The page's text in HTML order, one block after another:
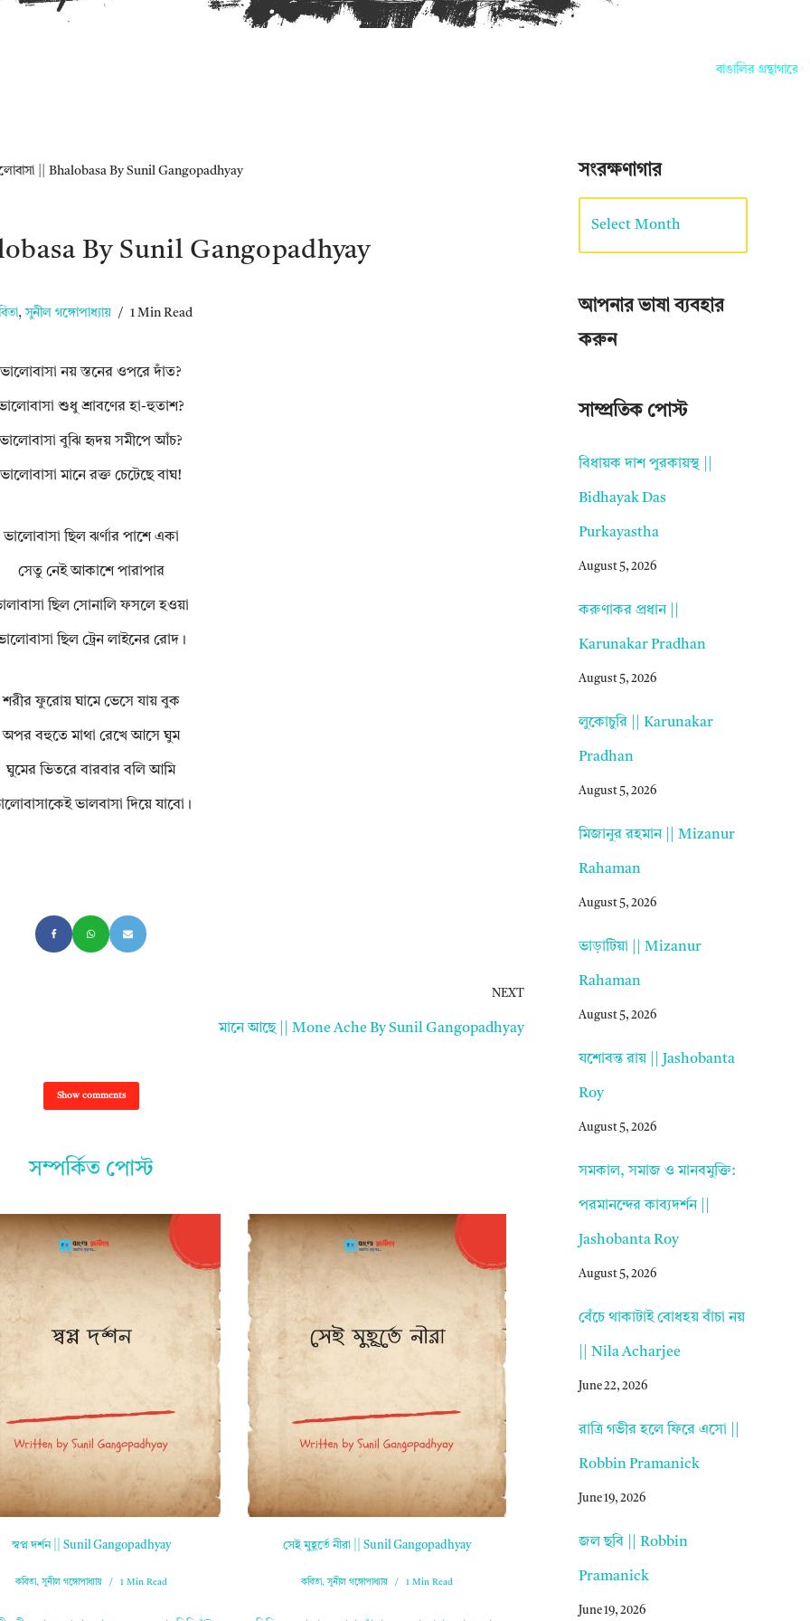
বাঙালির গ্রন্থাগারে
|| Bhalobasa By Sunil Gangopadhyay
By Sunil Gangopadhyay
,সুনীল গঙ্গোপাধ্যায় 1 Min Read
ভালোবাসা নয় স্তনের ওপরে দাঁত?
শুধু শ্রাবণের হা-হুতাশ?
ভালোবাসা বুঝি হৃদয় সমীপে আঁচ?
ভালোবাসা মানে রক্ত চেটেছে বাঘ!
ভালোবাসা ছিল ঝর্ণার পাশে একা
সেতু নেই আকাশে পারাপার
ছিল সোনালি ফসলে হওয়া
ছিল ট্রেন লাইনের রোদ।
শরীর ফুরোয় ঘামে ভেসে যায় বুক
অপর বহুতে মাথা রেখে আসে ঘুম
ঘুমের ভিতরে বারবার বলি আমি
ভালবাসা দিয়ে যাবো।
NEXT
মানে আছে || Mone Ache By Sunil Gangopadhyay
Show comments
সম্পর্কিত পোস্ট
স্বপ্ন দর্শন || Sunil Gangopadhyay
কবিতা,সুনীল গঙ্গোপাধ্যায় 1 Min Read
সেই মুহূর্তে নীরা || Sunil Gangopadhyay
কবিতা,সুনীল গঙ্গোপাধ্যায় 1 Min Read
সংরক্ষণাগার
আপনার ভাষা ব্যবহার
করুন
সাম্প্রতিক পোস্ট
বিধায়ক দাশ পুরকায়স্থ ||
Bidhayak Das
Purkayastha
August 5, 2026
করুণাকর প্রধান ||
Karunakar Pradhan
August 5, 2026
লুকোচুরি || Karunakar
Pradhan
August 5, 2026
মিজানুর রহমান || Mizanur
Rahaman
August 5, 2026
ভাড়াটিয়া || Mizanur
Rahaman
August 5, 2026
যশোবন্ত রায় || Jashobanta
Roy
August 5, 2026
সমকাল, সমাজ ও মানবমুক্তি:
পরমানন্দের কাব্যদর্শন ||
Jashobanta Roy
August 5, 2026
বেঁচে থাকাটাই বোধহয় বাঁচা নয়
|| Nila Acharjee
June 22, 2026
রাত্রি গভীর হলে ফিরে এসো ||
Robbin Pramanick
June 19, 2026
জল ছবি || Robbin
Pramanick
June 19, 2026